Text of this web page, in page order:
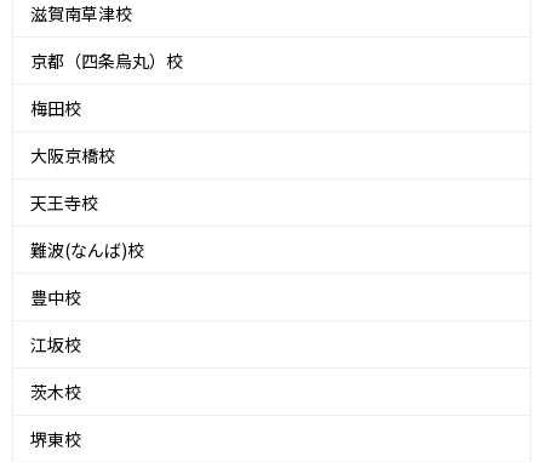
滋賀南草津校
京都（四条烏丸）校
梅田校
大阪京橋校
天王寺校
難波(なんば)校
豊中校
江坂校
茨木校
堺東校